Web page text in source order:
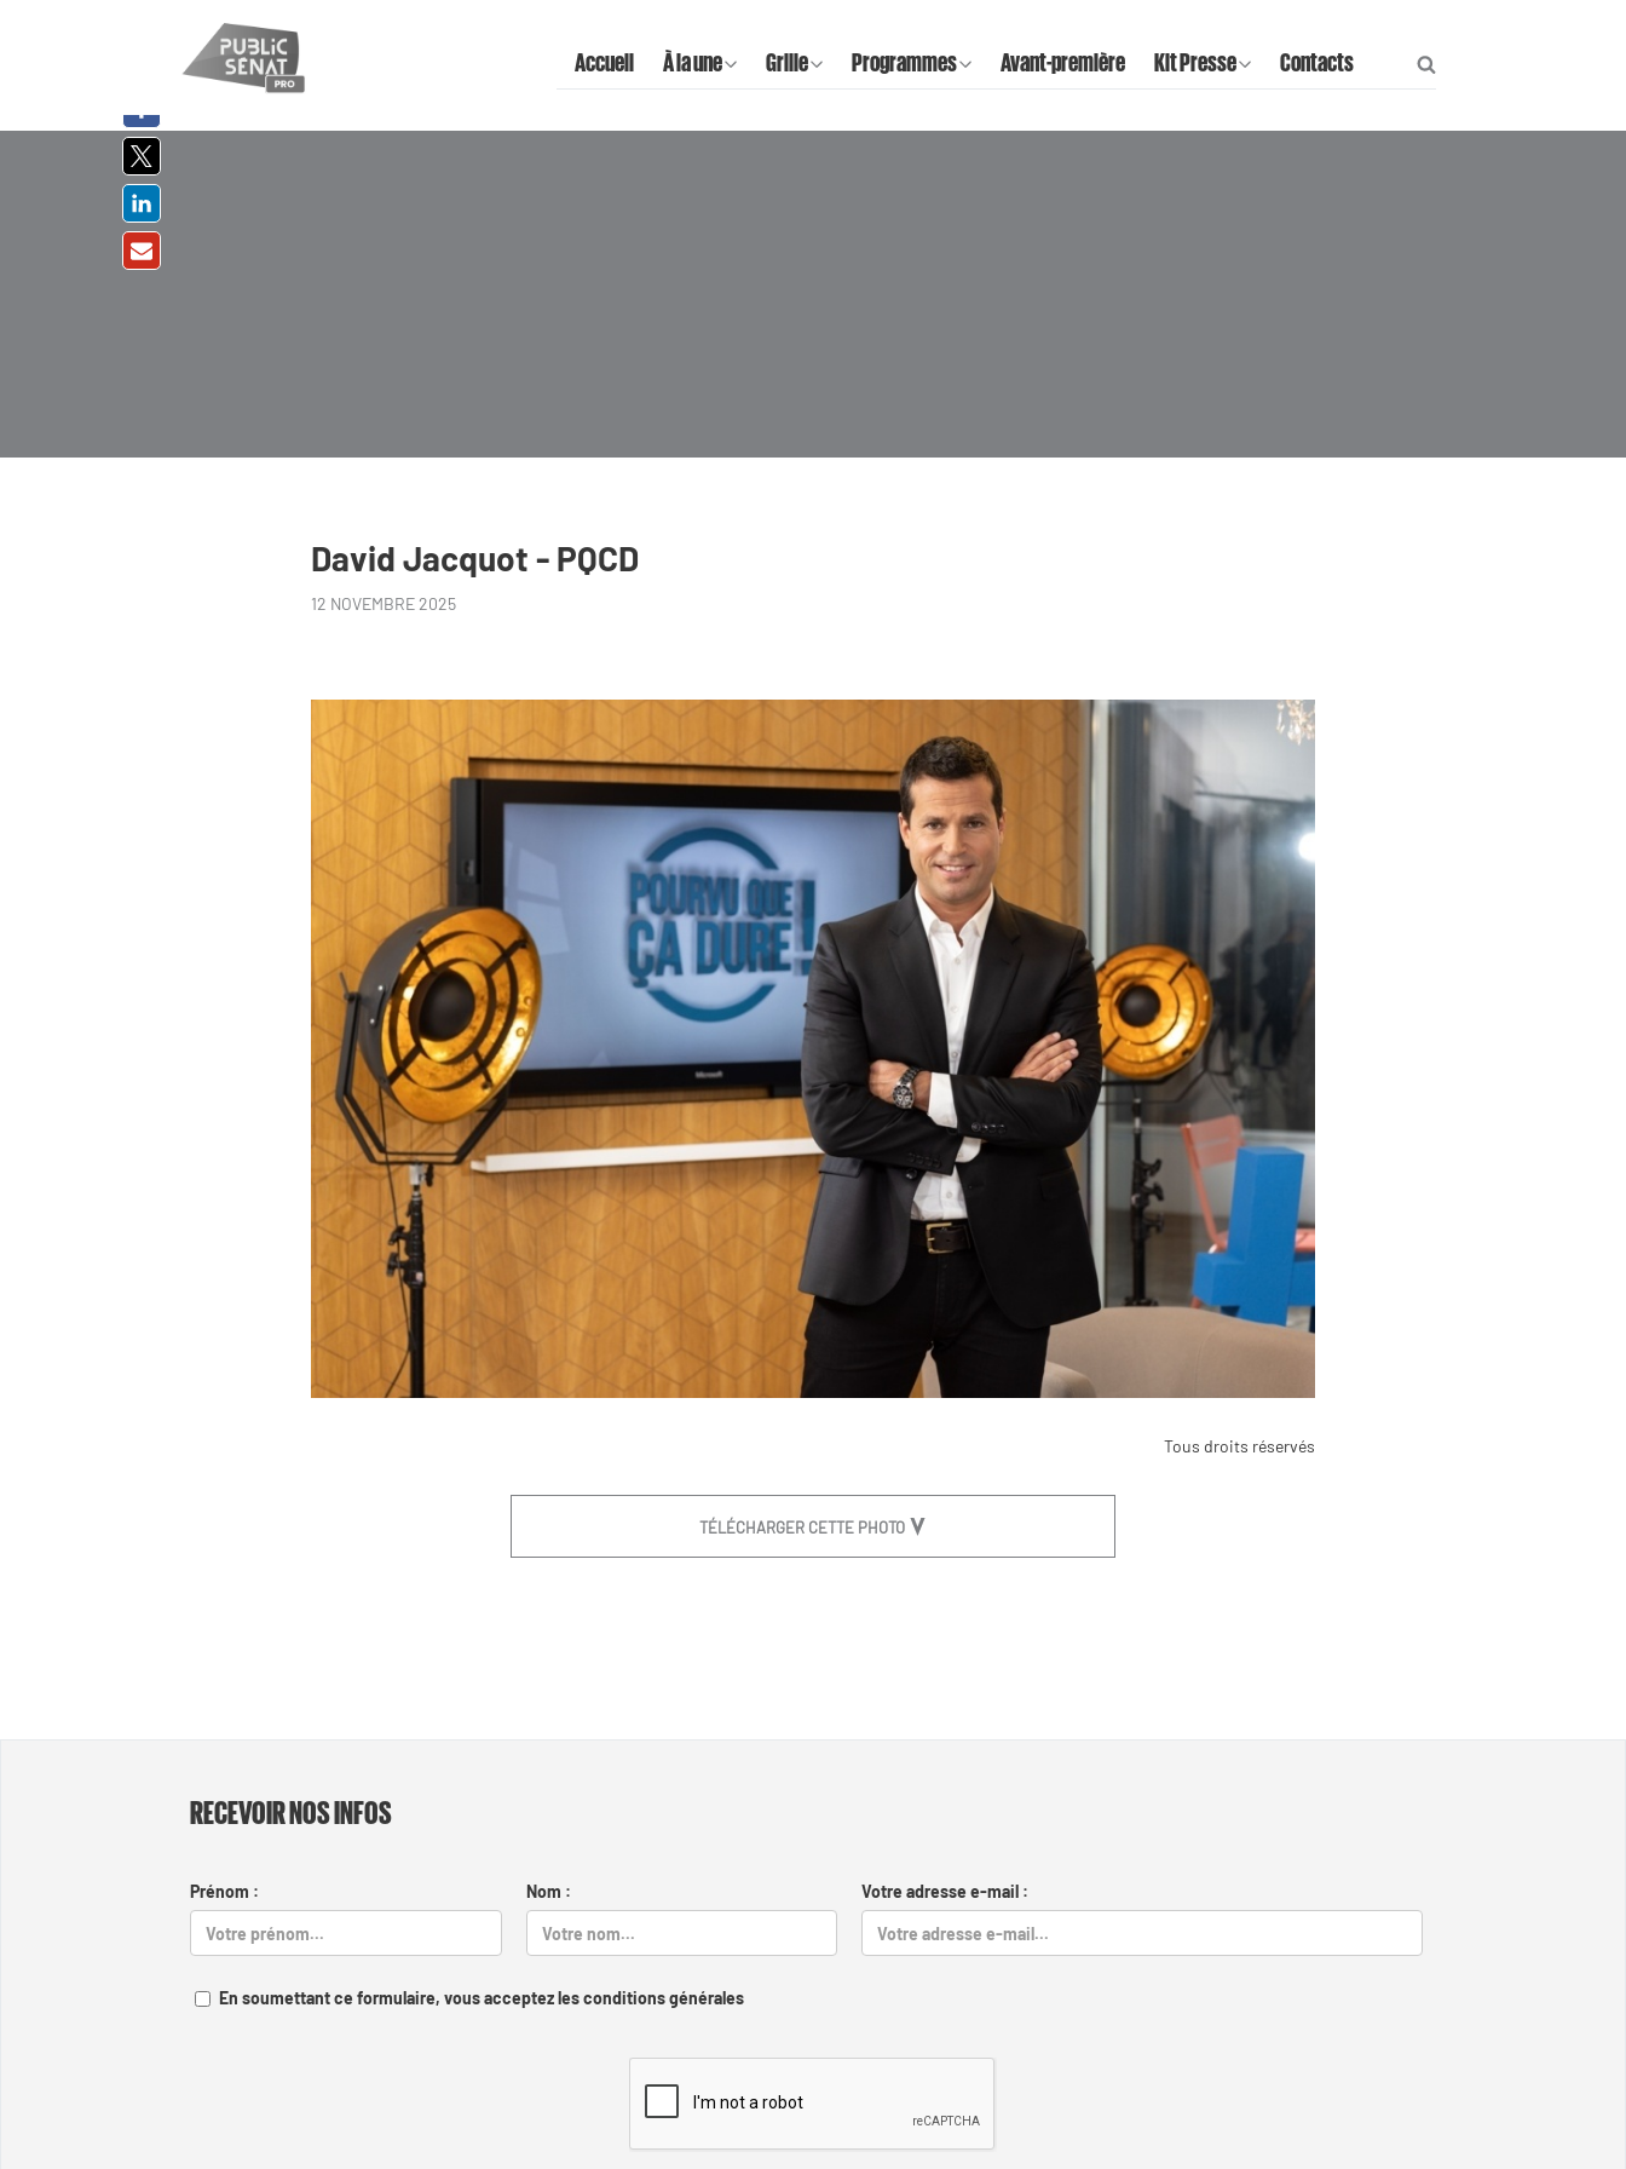
Accueil À la une Grille Programmes Avant-première Kit Presse Contacts
David Jacquot - PQCD
12 NOVEMBRE 2025
Tous droits réservés
TÉLÉCHARGER CETTE PHOTO
RECEVOIR NOS INFOS
Prénom : Nom : Votre adresse e-mail :
En soumettant ce formulaire, vous acceptez les conditions générales